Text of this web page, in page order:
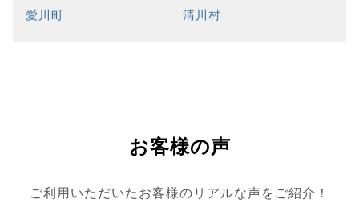
愛川町 清川村
お客様の声
ご利用いただいたお客様のリアルな声をご紹介！